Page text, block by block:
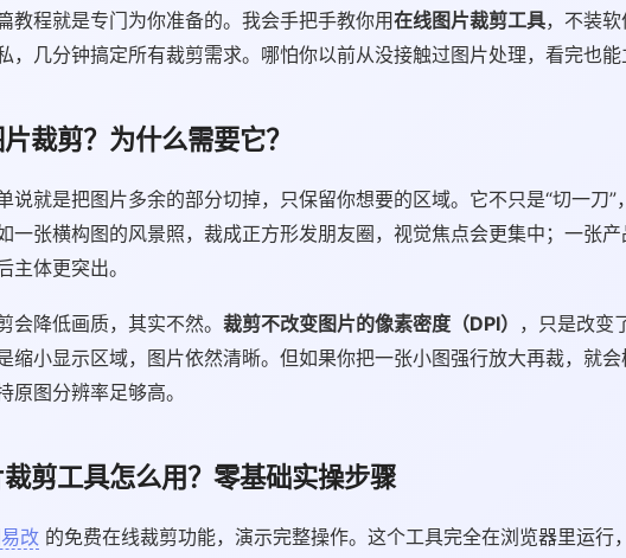
教程就是专门为你准备的。我会手把手教你用在线图片裁剪工具，不装
，几分钟搞定所有裁剪需求。哪怕你以前从没接触过图片处理，看完也
裁剪？为什么需要它？
说就是把图片多余的部分切掉，只保留你想要的区域。它不只是“切一刀”
一张横构图的风景照，裁成正方形发朋友圈，视觉焦点会更集中；一张
主体更突出。
会降低画质，其实不然。 裁剪不改变图片的像素密度（DPI） ，只是改变
缩小显示区域，图片依然清晰。但如果你把一张小图强行放大再裁，就
原图分辨率足够高。
剪工具怎么用？零基础实操步骤
改 的免费在线裁剪功能，演示完整操作。这个工具完全在浏览器里运行